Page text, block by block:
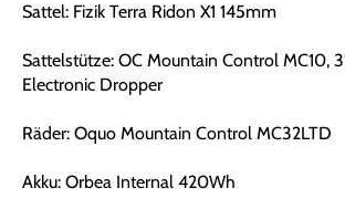
Sattel: Fizik Terra Ridon X1 145mm
Sattelstütze: OC Mountain Control MC10,
Electronic Dropper
Räder: Oquo Mountain Control MC32LTD
Akku: Orbea Internal 420Wh